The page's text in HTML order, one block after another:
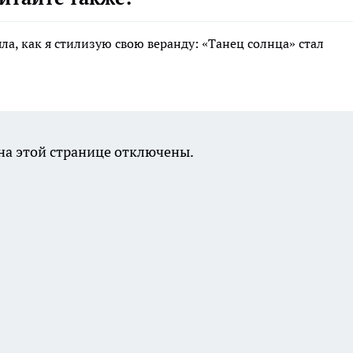
как я стилизую свою веранду: «Танец солнца» стал
этой странице отключены.